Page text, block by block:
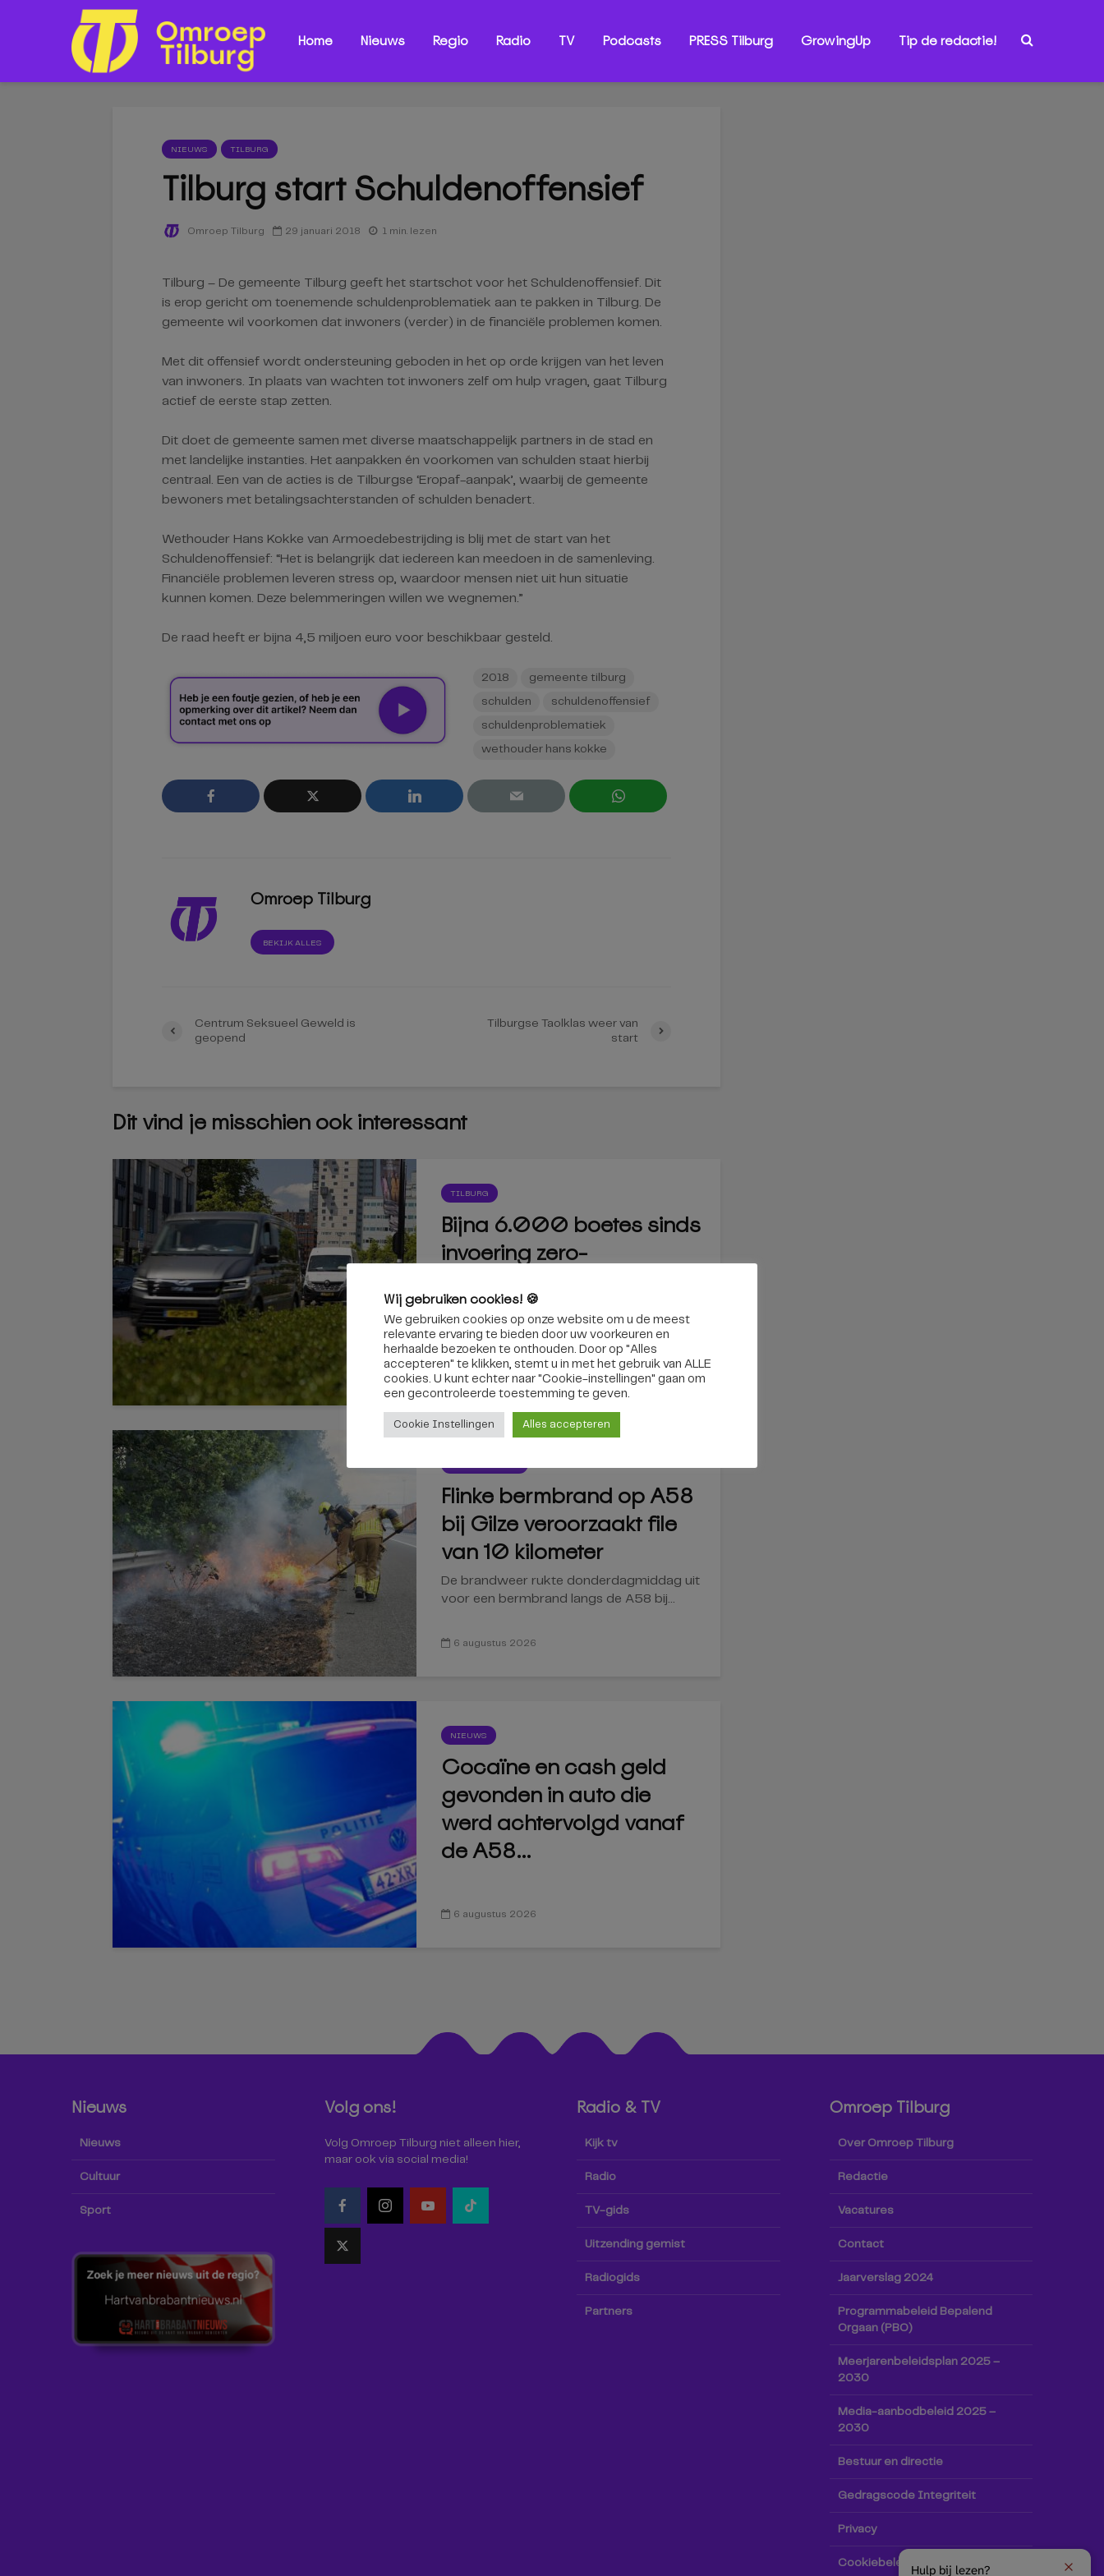
Home Nieuws Regio Radio TV Podcasts PRESS Tilburg GrowingUp Tip de redactie!
NIEUWS TILBURG
Tilburg start Schuldenoffensief
Omroep Tilburg 29 januari 2018 1 min. lezen
Tilburg – De gemeente Tilburg geeft het startschot voor het Schuldenoffensief. Dit
is erop gericht om toenemende schuldenproblematiek aan te pakken in Tilburg. De
gemeente wil voorkomen dat inwoners (verder) in de financiële problemen komen.
Met dit offensief wordt ondersteuning geboden in het op orde krijgen van het leven
van inwoners. In plaats van wachten tot inwoners zelf om hulp vragen, gaat Tilburg
actief de eerste stap zetten.
Dit doet de gemeente samen met diverse maatschappelijk partners in de stad en
met landelijke instanties. Het aanpakken én voorkomen van schulden staat hierbij
centraal. Een van de acties is de Tilburgse ‘Eropaf-aanpak’, waarbij de gemeente
bewoners met betalingsachterstanden of schulden benadert.
Wethouder Hans Kokke van Armoedebestrijding is blij met de start van het
Schuldenoffensief: “Het is belangrijk dat iedereen kan meedoen in de samenleving.
Financiële problemen leveren stress op, waardoor mensen niet uit hun situatie
kunnen komen. Deze belemmeringen willen we wegnemen.”
De raad heeft er bijna 4,5 miljoen euro voor beschikbaar gesteld.
2018 gemeente tilburg
schulden schuldenoffensief
schuldenproblematiek
wethouder hans kokke
Omroep Tilburg
BEKIJK ALLES
Centrum Seksueel Geweld is
geopend
Tilburgse Taolklas weer van
start
Dit vind je misschien ook interessant
TILBURG
Bijna 6.000 boetes sinds
invoering zero-
emissiezone zijn in Tilburg 5.914 boetes...
6 augustus 2026
Flinke bermbrand op A58
bij Gilze veroorzaakt file
van 10 kilometer
De brandweer rukte donderdagmiddag uit
voor een bermbrand langs de A58 bij...
6 augustus 2026
NIEUWS
Cocaïne en cash geld
gevonden in auto die
werd achtervolgd vanaf
de A58...
6 augustus 2026
Nieuws
Nieuws
Cultuur
Sport
Volg ons!
Volg Omroep Tilburg niet alleen hier,
maar ook via social media!
Radio & TV
Kijk tv
Radio
TV-gids
Uitzending gemist
Radiogids
Partners
Omroep Tilburg
Over Omroep Tilburg
Redactie
Vacatures
Contact
Jaarverslag 2024
Programmabeleid Bepalend
Orgaan (PBO)
Meerjarenbeleidsplan 2025 –
2030
Media-aanbodbeleid 2025 –
2030
Bestuur en directie
Gedragscode Integriteit
Privacy
Cookiebeleid
Wij gebruiken cookies! 🍪
We gebruiken cookies op onze website om u de meest
relevante ervaring te bieden door uw voorkeuren en
herhaalde bezoeken te onthouden. Door op "Alles
accepteren" te klikken, stemt u in met het gebruik van ALLE
cookies. U kunt echter naar "Cookie-instellingen" gaan om
een ​​gecontroleerde toestemming te geven.
Cookie Instellingen Alles accepteren
Hulp bij lezen?